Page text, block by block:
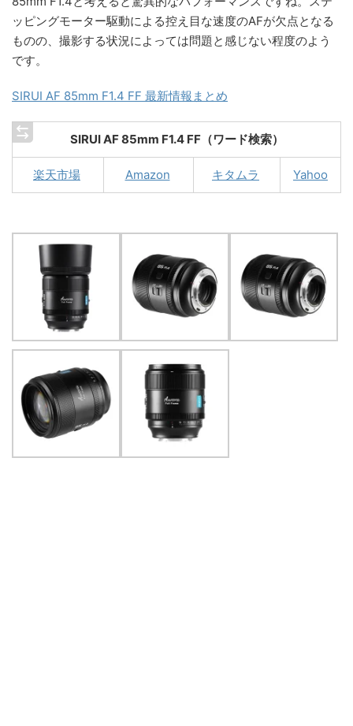
ッピングモーター駆動による控え目な速度のAFが欠点となる
ものの、撮影する状況によっては問題と感じない程度のよう
です。
SIRUI AF 85mm F1.4 FF 最新情報まとめ
SIRUI AF 85mm F1.4 FF（ワード検索）
楽天市場 Amazon キタムラ Yahoo